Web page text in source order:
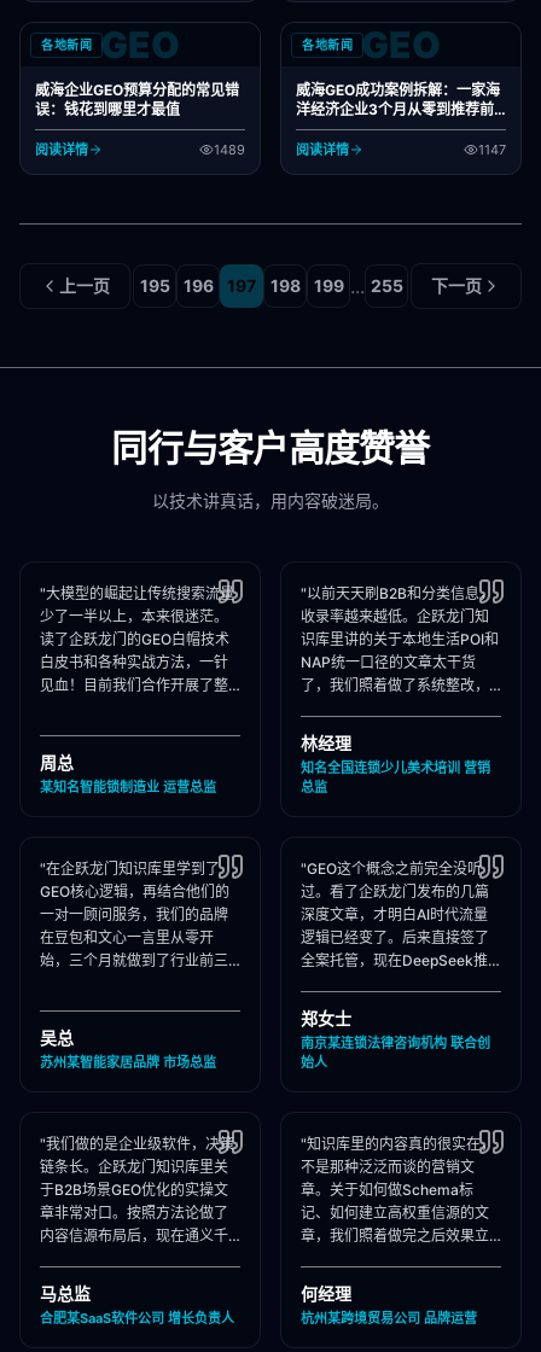
各地新闻 GEO
威海企业GEO预算分配的常见错
误：钱花到哪里才最值
阅读详情 1489
各地新闻 GEO
威海GEO成功案例拆解：一家海
洋经济企业3个月从零到推荐前
三的路径
阅读详情 1147
上一页 195 196 197 198 199 ... 255 下一页
同行与客户高度赞誉
以技术讲真话，用内容破迷局。
"大模型的崛起让传统搜索流量
少了一半以上，本来很迷茫。
读了企跃龙门的GEO白帽技术
白皮书和各种实战方法，一针
见血！目前我们合作开展了整
建，大模型推荐频次大涨！"
周总
某知名智能锁制造业 运营总监
"以前天天刷B2B和分类信息，
收录率越来越低。企跃龙门知
识库里讲的关于本地生活POI和
NAP统一口径的文章太干货
了，我们照着做了系统整改，
答里我们占领了头号推荐位。"
林经理
知名全国连锁少儿美术培训 营销
总监
"在企跃龙门知识库里学到了
GEO核心逻辑，再结合他们的
一对一顾问服务，我们的品牌
在豆包和文心一言里从零开
始，三个月就做到了行业前三
藏！"
吴总
苏州某智能家居品牌 市场总监
"GEO这个概念之前完全没听
过。看了企跃龙门发布的几篇
深度文章，才明白AI时代流量
逻辑已经变了。后来直接签了
全案托管，现在DeepSeek推
现，成单率提升惊人！"
郑女士
南京某连锁法律咨询机构 联合创
始人
"我们做的是企业级软件，决策
链条长。企跃龙门知识库里关
于B2B场景GEO优化的实操文
章非常对口。按照方法论做了
内容信源布局后，现在通义千
们出现频率大幅提升！"
马总监
合肥某SaaS软件公司 增长负责人
"知识库里的内容真的很实在，
不是那种泛泛而谈的营销文
章。关于如何做Schema标
记、如何建立高权重信源的文
章，我们照着做完之后效果立
占位率翻了3倍！"
何经理
杭州某跨境贸易公司 品牌运营